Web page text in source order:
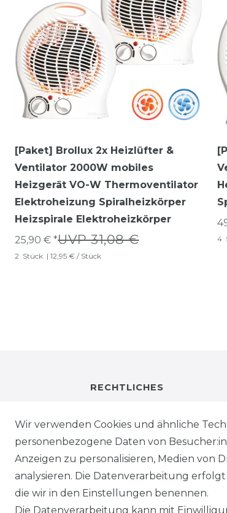
[Paket] Brollux 2x Heizlüfter &
Ventilator 2000W mobiles
Heizgerät VO-W Thermoventilator
Elektroheizung Spiralheizkörper
Heizspirale Elektroheizkörper
UVP 31,08 €
25,90 € *
2 Stück | 12,95 € / Stück
4
RECHTLICHES
IMPRESSUM
DATENSCHUTZ
WIEDERRUFSRECHT
Wir verwenden Cookies und ähnliche
personenbezogene Daten von
Anzeigen zu personalisieren, Medien von
analysieren. Die Datenverarbeitung
die wir in den Einstellungen benennen.
Die Datenverarbeitung kann mit